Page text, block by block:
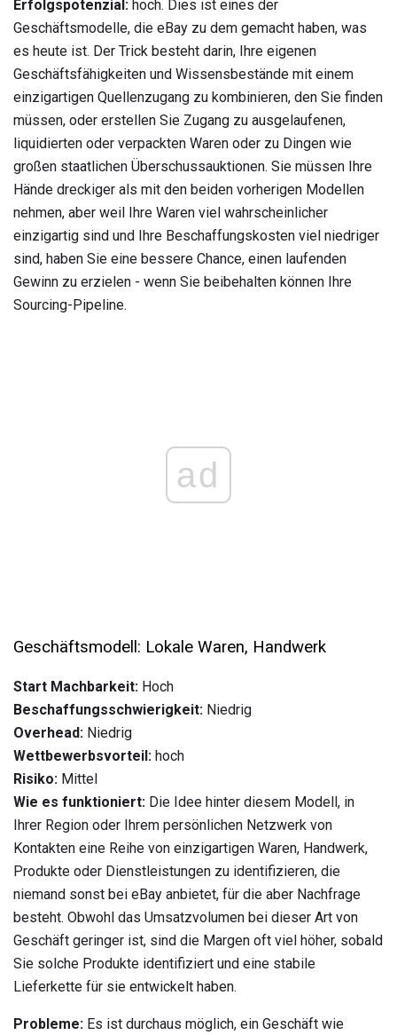
Erfolgspotenzial: hoch. Dies ist eines der
Geschäftsmodelle, die eBay zu dem gemacht haben, was
es heute ist. Der Trick besteht darin, Ihre eigenen
Geschäftsfähigkeiten und Wissensbestände mit einem
einzigartigen Quellenzugang zu kombinieren, den Sie finden
müssen, oder erstellen Sie Zugang zu ausgelaufenen,
liquidierten oder verpackten Waren oder zu Dingen wie
großen staatlichen Überschussauktionen. Sie müssen Ihre
Hände dreckiger als mit den beiden vorherigen Modellen
nehmen, aber weil Ihre Waren viel wahrscheinlicher
einzigartig sind und Ihre Beschaffungskosten viel niedriger
sind, haben Sie eine bessere Chance, einen laufenden
Gewinn zu erzielen - wenn Sie beibehalten können Ihre
Sourcing-Pipeline.
ad
Geschäftsmodell: Lokale Waren, Handwerk
Start Machbarkeit: Hoch
Beschaffungsschwierigkeit: Niedrig
Overhead: Niedrig
Wettbewerbsvorteil: hoch
Risiko: Mittel
Wie es funktioniert: Die Idee hinter diesem Modell, in
Ihrer Region oder Ihrem persönlichen Netzwerk von
Kontakten eine Reihe von einzigartigen Waren, Handwerk,
Produkte oder Dienstleistungen zu identifizieren, die
niemand sonst bei eBay anbietet, für die aber Nachfrage
besteht. Obwohl das Umsatzvolumen bei dieser Art von
Geschäft geringer ist, sind die Margen oft viel höher, sobald
Sie solche Produkte identifiziert und eine stabile
Lieferkette für sie entwickelt haben.
Probleme: Es ist durchaus möglich, ein Geschäft wie